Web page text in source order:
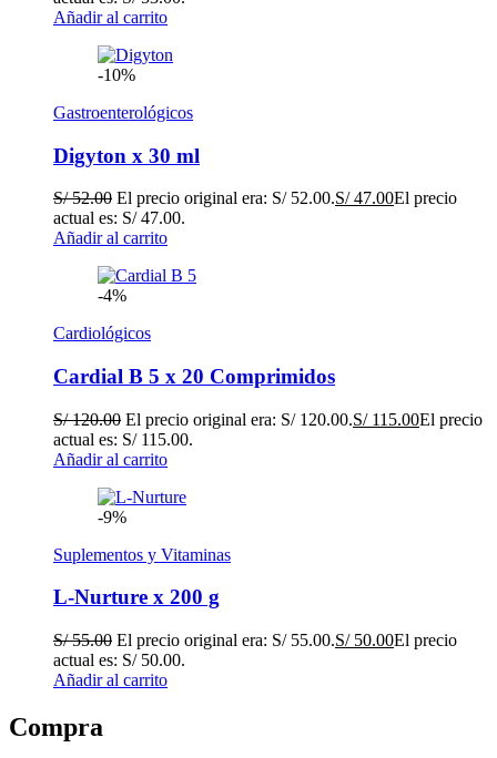
Añadir al carrito
-10%
Gastroenterológicos
Digyton x 30 ml
S/52.00 El precio original era: S/ 52.00.S/47.00El precio
actual es: S/ 47.00.
Añadir al carrito
-4%
Cardiológicos
Cardial B 5 x 20 Comprimidos
S/120.00 El precio original era: S/ 120.00.S/115.00El precio
actual es: S/ 115.00.
Añadir al carrito
-9%
Suplementos y Vitaminas
L-Nurture x 200 g
S/55.00 El precio original era: S/ 55.00.S/50.00El precio
actual es: S/ 50.00.
Añadir al carrito
Compra